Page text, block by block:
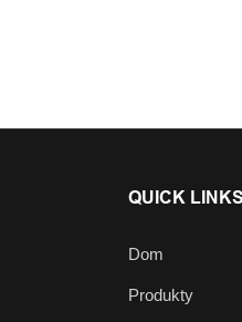
QUICK LINKS
Dom
Produkty